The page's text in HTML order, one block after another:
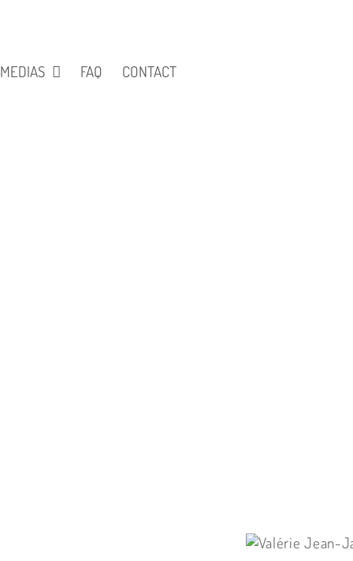
MEDIAS FAQ CONTACT